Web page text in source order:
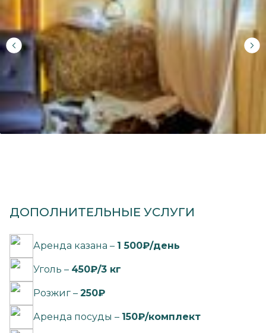
ДОПОЛНИТЕЛЬНЫЕ УСЛУГИ
Аренда казана – 1 500₽/день
Уголь – 450₽/3 кг
Розжиг – 250₽
Аренда посуды – 150₽/комплект